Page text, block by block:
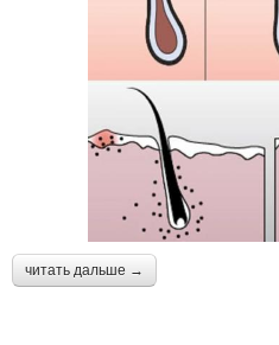
читать дальше →